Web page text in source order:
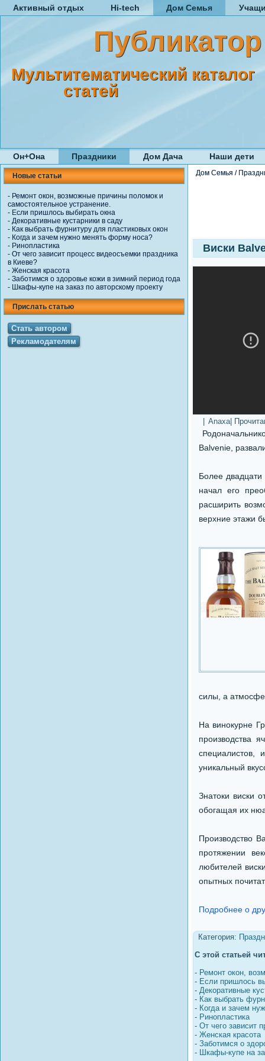
Активный отдых Hi-tech Дом Семья
Публикатор
Мультитематический каталог
статей
Он+Она Праздники Дом Дача Наши дети
Новые статьи
- Ремонт окон, возможные причины поломок и
самостоятельное устранение.
- Если пришлось выбирать окна
- Декоративные кустарники в саду
- Как выбрать фурнитуру для пластиковых окон
- Когда и зачем нужно менять форму носа?
- Ринопластика
- От чего зависит процесс видеосъемки праздника
в Киеве?
- Женская красота
- Заботимся о здоровье кожи в зимний период года
- Шкафы-купе на заказ по авторскому проекту
Прислать статью
Стать автором
Рекламодателям
Дом Семья /
Виски
Anaxa|
Balvenie,
Более двадцати
начал его
расширить
верхние этажи
силы, а
На винокурне
производства
специалистов,
уникальный
Знатоки виски
обогащая их
Производство
протяжении
любителей
опытных
Подробнее о
Категория:
С этой статьей
- Ремонт окон,
- Если пришлось
- Декоративные
- Как выбрать
- Когда и зачем
- Ринопластика
- От чего зависит
- Женская красота
- Заботимся о
- Шкафы-купе на